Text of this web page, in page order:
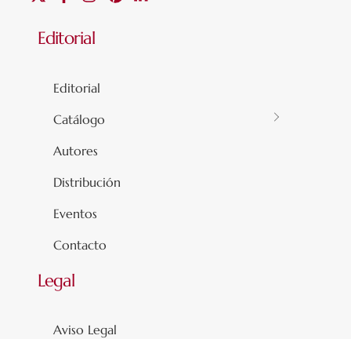
Editorial
Editorial
Catálogo
Autores
Distribución
Eventos
Contacto
Legal
Aviso Legal